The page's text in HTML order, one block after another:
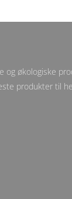
og økologiske
produkter til